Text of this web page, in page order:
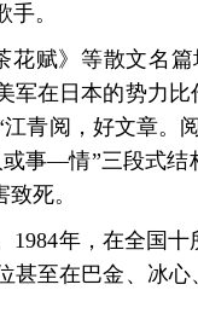
手。
花赋》等散文名篇
军在日本的势力比
青阅，好文章。
事—情”三段式结
致死。
1984年，在全国
甚至在巴金、冰心